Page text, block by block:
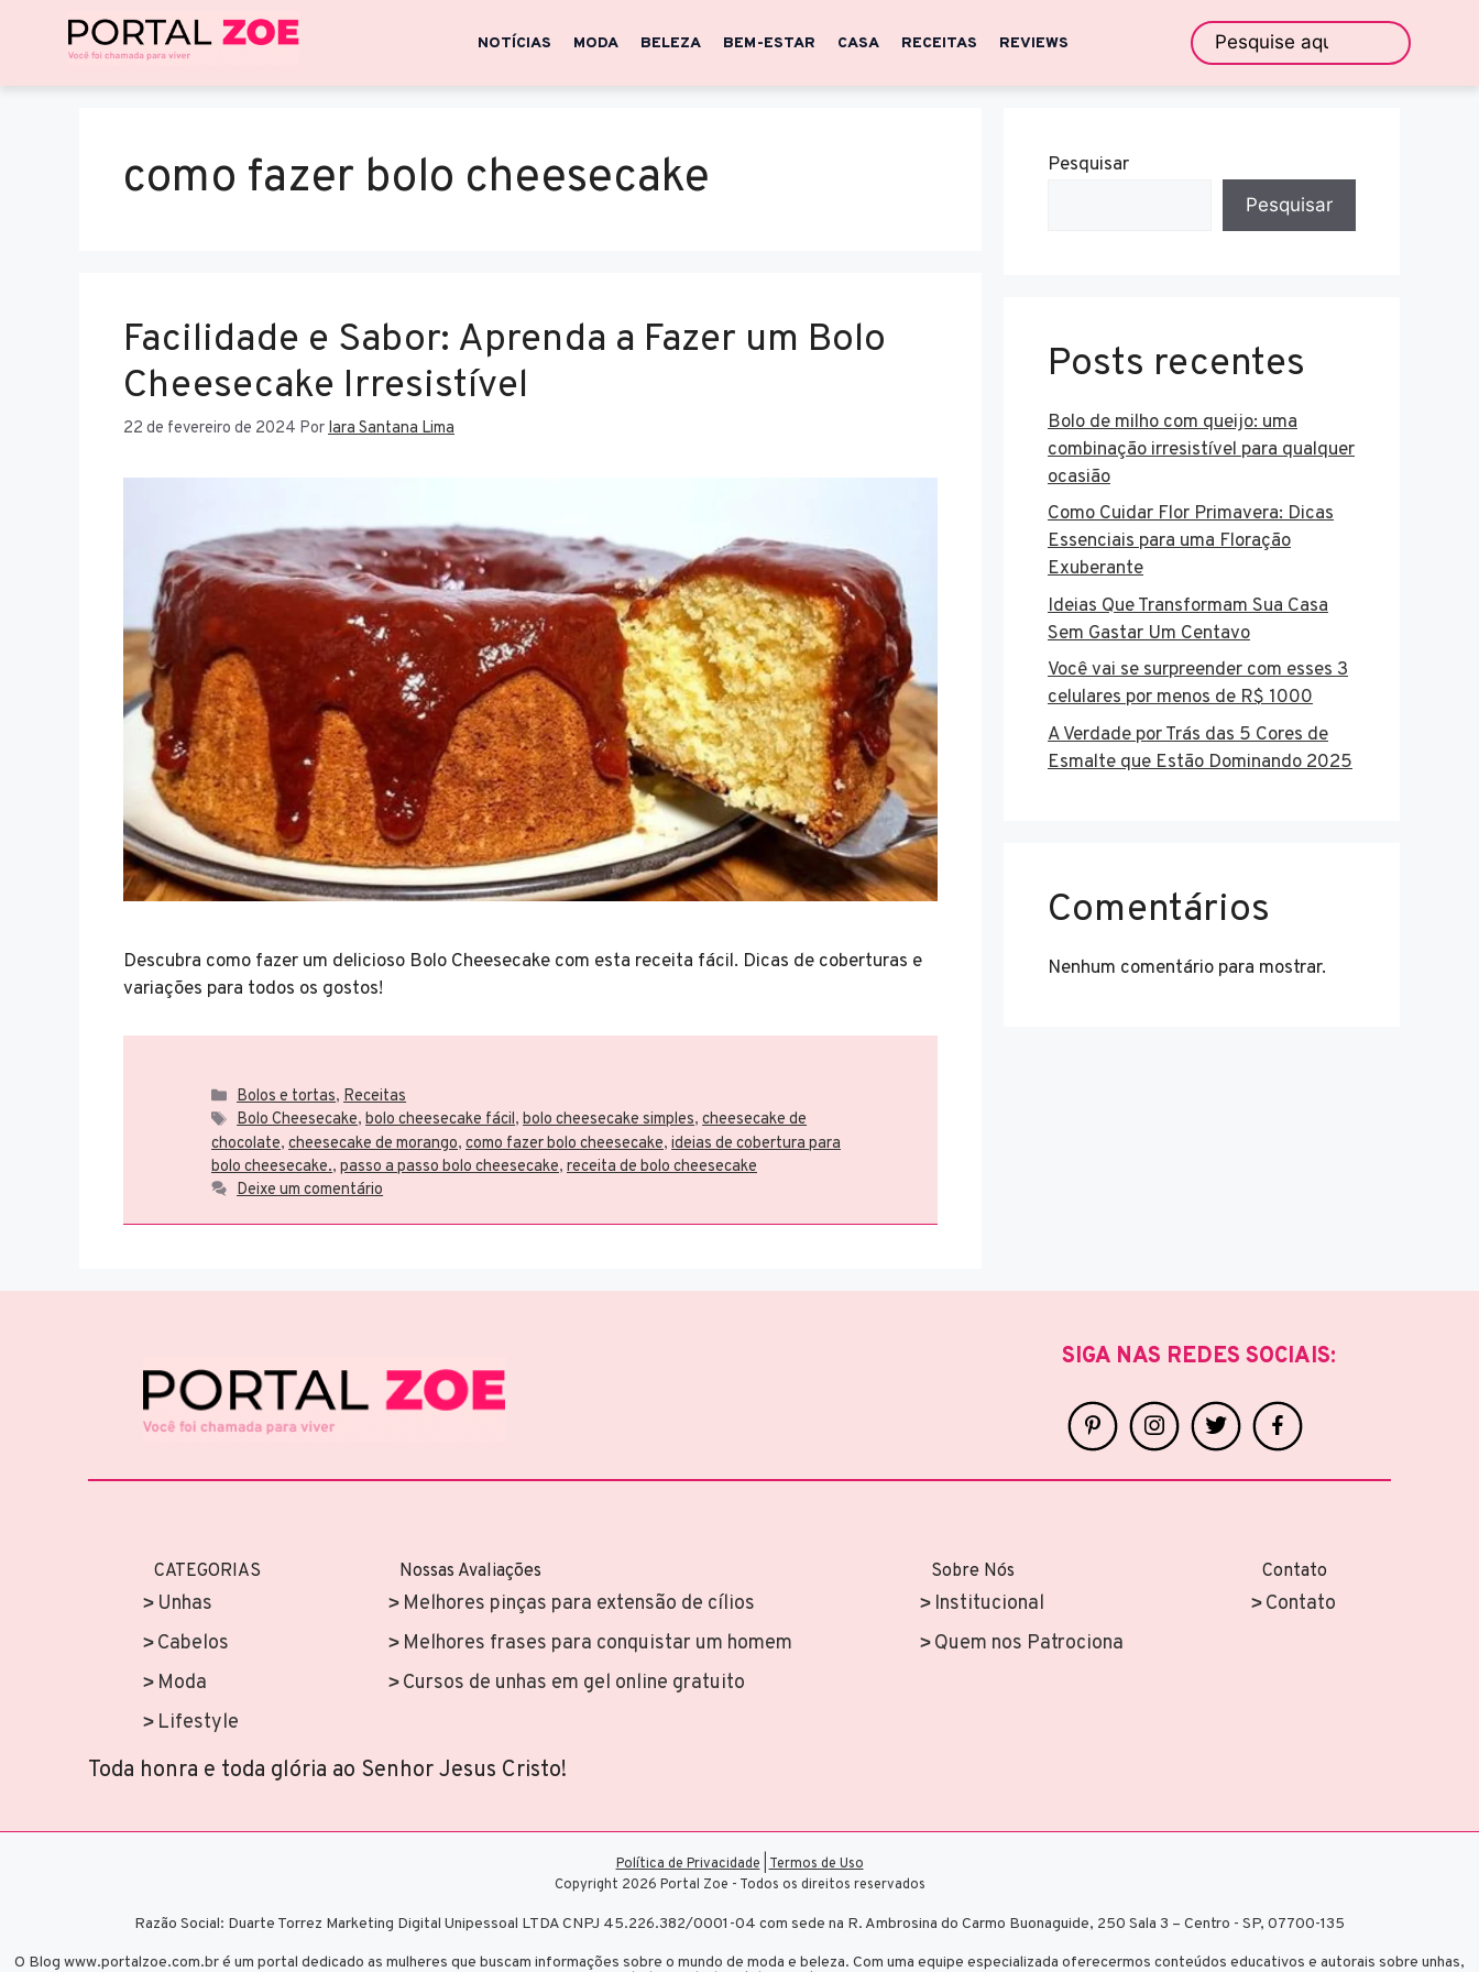
NOTÍCIAS MODA BELEZA BEM-ESTAR CASA RECEITAS REVIEWS
como fazer bolo cheesecake
Facilidade e Sabor: Aprenda a Fazer um Bolo
Cheesecake Irresistível
22 de fevereiro de 2024 PorIara Santana Lima
Descubra como fazer um delicioso Bolo Cheesecake com esta receita fácil. Dicas de coberturas e
variações para todos os gostos!
Categorias
Bolos e tortas,Receitas
Tags
Bolo Cheesecake,bolo cheesecake fácil,bolo cheesecake simples,cheesecake de
chocolate, cheesecake de morango, como fazer bolo cheesecake, ideias de cobertura para
bolo cheesecake., passo a passo bolo cheesecake, receita de bolo cheesecake
Deixe um comentário
Pesquisar
Pesquisar
Posts recentes
Bolo de milho com queijo: uma
combinação irresistível para qualquer
ocasião
Como Cuidar Flor Primavera: Dicas
Essenciais para uma Floração
Exuberante
Ideias Que Transformam Sua Casa
Sem Gastar Um Centavo
Você vai se surpreender com esses 3
celulares por menos de R$ 1000
A Verdade por Trás das 5 Cores de
Esmalte que Estão Dominando 2025
Comentários
Nenhum comentário para mostrar.
SIGA NAS REDES SOCIAIS:
CATEGORIAS
Unhas
Cabelos
Moda
Lifestyle
Nossas Avaliações
Melhores pinças para extensão de cílios
Melhores frases para conquistar um homem
Cursos de unhas em gel online gratuito
Sobre Nós
Institucional
Quem nos Patrociona
Contato
Contato
Toda honra e toda glória ao Senhor Jesus Cristo!
Política de Privacidade
Termos de Uso
Copyright 2026 Portal Zoe - Todos os direitos reservados
Razão Social: Duarte Torrez Marketing Digital Unipessoal LTDA CNPJ 45.226.382/0001-04 com sede na R. Ambrosina do Carmo Buonaguide, 250 Sala 3 – Centro - SP, 07700-135
O Blog www.portalzoe.com.br é um portal dedicado as mulheres que buscam informações sobre o mundo de moda e beleza. Com uma equipe especializada oferecermos conteúdos educativos e autorais sobre unhas,